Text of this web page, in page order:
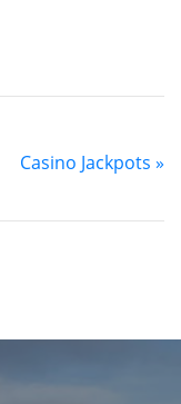
Casino Jackpots »